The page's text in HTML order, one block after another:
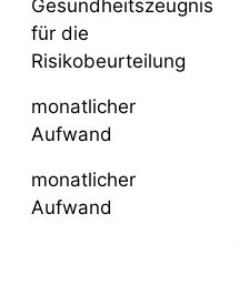
Gesundheitszeugnis
für die
Risikobeurteilung
monatlicher
Aufwand
monatlicher
Aufwand